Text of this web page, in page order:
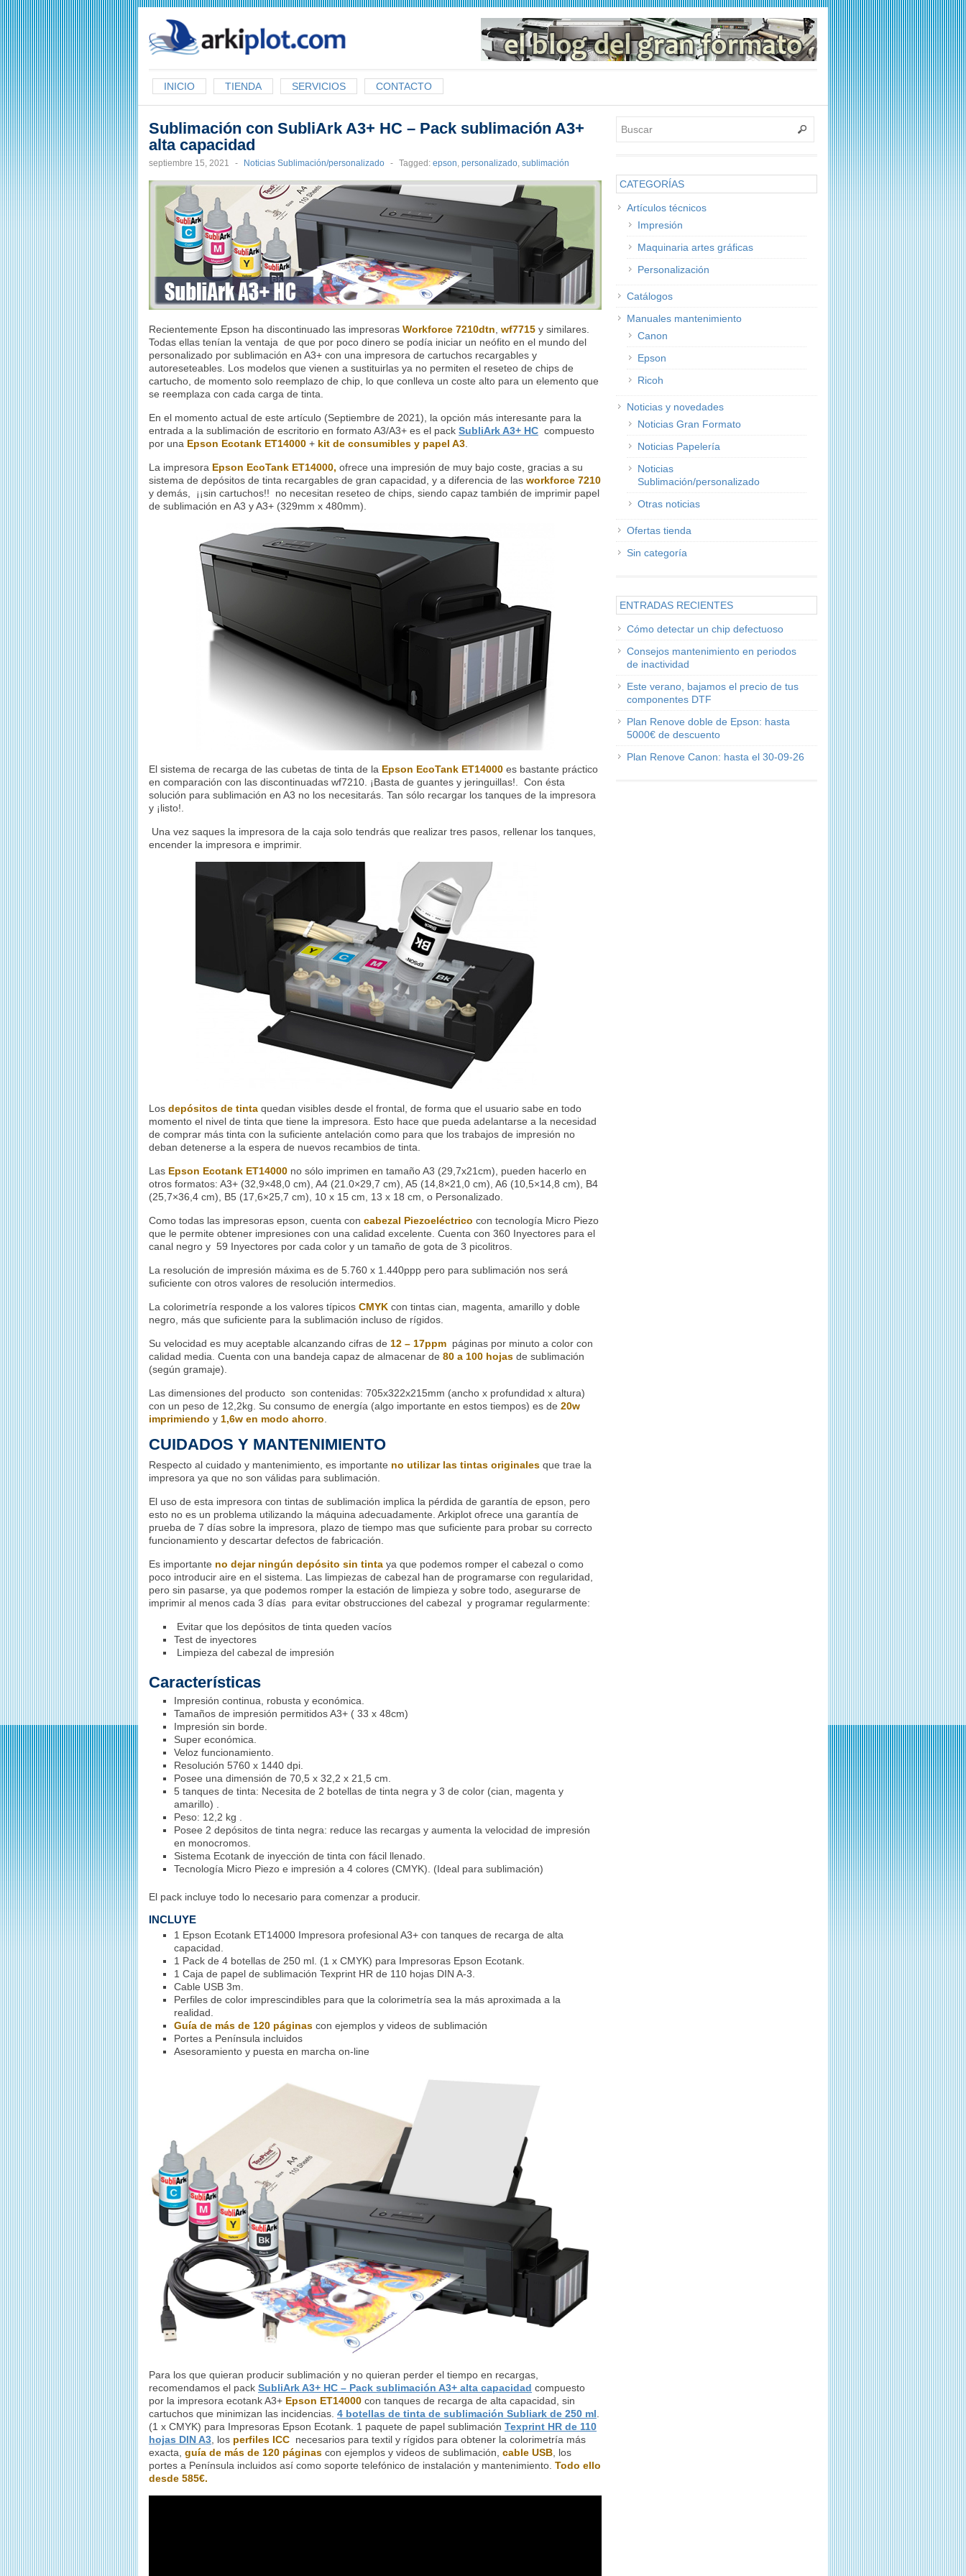
INICIO TIENDA SERVICIOS CONTACTO
Sublimación con SubliArk A3+ HC – Pack sublimación A3+
alta capacidad
septiembre 15, 2021 - Noticias Sublimación/personalizado - Tagged: epson, personalizado, sublimación
Recientemente Epson ha discontinuado las impresoras Workforce 7210dtn wf7715 y similares.
Todas ellas tenían la ventaja de que por poco dinero se podía iniciar un neófito en el mundo del
personalizado por sublimación en A3+ con una impresora de cartuchos recargables y
autoreseteables. Los modelos que vienen a sustituirlas ya no permiten el reseteo de chips de
cartucho, de momento solo reemplazo de chip, lo que conlleva un coste alto para un elemento que
se reemplaza con cada carga de tinta.
En el momento actual de este artículo (Septiembre de 2021), la opción más interesante para la
entrada a la sublimación de escritorio en formato A3/A3+ es el pack SubliArk A3+ HC compuesto
por una Epson Ecotank ET14000 + kit de consumibles y papel A3
La impresora Epson EcoTank ET14000, ofrece una impresión de muy bajo coste, gracias a su
sistema de depósitos de tinta recargables de gran capacidad, y a diferencia de las workforce 7210
y demás, ¡¡sin cartuchos!! no necesitan reseteo de chips, siendo capaz también de imprimir papel
de sublimación en A3 y A3+ (329mm x 480mm).
El sistema de recarga de las cubetas de tinta de la Epson EcoTank ET14000 es bastante práctico
en comparación con las discontinuadas wf7210. ¡Basta de guantes y jeringuillas!. Con ésta
solución para sublimación en A3 no los necesitarás. Tan sólo recargar los tanques de la impresora
y ¡listo!.
Una vez saques la impresora de la caja solo tendrás que realizar tres pasos, rellenar los tanques,
encender la impresora e imprimir.
Los depósitos de tinta quedan visibles desde el frontal, de forma que el usuario sabe en todo
momento el nivel de tinta que tiene la impresora. Esto hace que pueda adelantarse a la necesidad
de comprar más tinta con la suficiente antelación como para que los trabajos de impresión no
deban detenerse a la espera de nuevos recambios de tinta.
Las Epson Ecotank ET14000 no sólo imprimen en tamaño A3 (29,7x21cm), pueden hacerlo en
otros formatos: A3+ (32,9×48,0 cm), A4 (21.0×29,7 cm), A5 (14,8×21,0 cm), A6 (10,5×14,8 cm), B4
(25,7×36,4 cm), B5 (17,6×25,7 cm), 10 x 15 cm, 13 x 18 cm, o Personalizado.
Como todas las impresoras epson, cuenta con cabezal Piezoeléctrico con tecnología Micro Piezo
que le permite obtener impresiones con una calidad excelente. Cuenta con 360 Inyectores para el
canal negro y 59 Inyectores por cada color y un tamaño de gota de 3 picolitros.
La resolución de impresión máxima es de 5.760 x 1.440ppp pero para sublimación nos será
suficiente con otros valores de resolución intermedios.
La colorimetría responde a los valores típicos CMYK con tintas cian, magenta, amarillo y doble
negro, más que suficiente para la sublimación incluso de rígidos.
Su velocidad es muy aceptable alcanzando cifras de 12 – 17ppm páginas por minuto a color con
calidad media. Cuenta con una bandeja capaz de almacenar de 80 a 100 hojas de sublimación
(según gramaje).
Las dimensiones del producto son contenidas: 705x322x215mm (ancho x profundidad x altura)
con un peso de 12,2kg. Su consumo de energía (algo importante en estos tiempos) es de 20w
imprimiendo y 1,6w en modo ahorro
CUIDADOS Y MANTENIMIENTO
Respecto al cuidado y mantenimiento, es importante no utilizar las tintas originales que trae la
impresora ya que no son válidas para sublimación.
El uso de esta impresora con tintas de sublimación implica la pérdida de garantía de epson, pero
esto no es un problema utilizando la máquina adecuadamente. Arkiplot ofrece una garantía de
prueba de 7 días sobre la impresora, plazo de tiempo mas que suficiente para probar su correcto
funcionamiento y descartar defectos de fabricación.
Es importante no dejar ningún depósito sin tinta ya que podemos romper el cabezal o como
poco introducir aire en el sistema. Las limpiezas de cabezal han de programarse con regularidad,
pero sin pasarse, ya que podemos romper la estación de limpieza y sobre todo, asegurarse de
imprimir al menos cada 3 días para evitar obstrucciones del cabezal y programar regularmente:
Evitar que los depósitos de tinta queden vacíos
Test de inyectores
Limpieza del cabezal de impresión
Características
Impresión continua, robusta y económica.
Tamaños de impresión permitidos A3+ ( 33 x 48cm)
Impresión sin borde.
Super económica.
Veloz funcionamiento.
Resolución 5760 x 1440 dpi.
Posee una dimensión de 70,5 x 32,2 x 21,5 cm.
5 tanques de tinta: Necesita de 2 botellas de tinta negra y 3 de color (cian, magenta y
amarillo) .
Peso: 12,2 kg .
Posee 2 depósitos de tinta negra: reduce las recargas y aumenta la velocidad de impresión
en monocromos.
Sistema Ecotank de inyección de tinta con fácil llenado.
Tecnología Micro Piezo e impresión a 4 colores (CMYK). (Ideal para sublimación)
El pack incluye todo lo necesario para comenzar a producir.
INCLUYE
1 Epson Ecotank ET14000 Impresora profesional A3+ con tanques de recarga de alta
capacidad.
1 Pack de 4 botellas de 250 ml. (1 x CMYK) para Impresoras Epson Ecotank.
1 Caja de papel de sublimación Texprint HR de 110 hojas DIN A-3.
Cable USB 3m.
Perfiles de color imprescindibles para que la colorimetría sea la más aproximada a la
realidad.
Guía de más de 120 páginas con ejemplos y videos de sublimación
Portes a Península incluidos
Asesoramiento y puesta en marcha on-line
Para los que quieran producir sublimación y no quieran perder el tiempo en recargas,
recomendamos el pack SubliArk A3+ HC – Pack sublimación A3+ alta capacidad compuesto
por la impresora ecotank A3+ Epson ET14000 con tanques de recarga de alta capacidad, sin
cartuchos que minimizan las incidencias. 4 botellas de tinta de sublimación Subliark de 250 ml
(1 x CMYK) para Impresoras Epson Ecotank. 1 paquete de papel sublimación Texprint HR de 110
hojas DIN A3 , los perfiles ICC necesarios para textil y rígidos para obtener la colorimetría más
exacta, guía de más de 120 páginas con ejemplos y videos de sublimación, cable USB , los
portes a Península incluidos así como soporte telefónico de instalación y mantenimiento. Todo ello
desde 585€.
CATEGORÍAS
Artículos técnicos
Impresión
Maquinaria artes gráficas
Personalización
Catálogos
Manuales mantenimiento
Canon
Epson
Ricoh
Noticias y novedades
Noticias Gran Formato
Noticias Papelería
Noticias
Sublimación/personalizado
Otras noticias
Ofertas tienda
Sin categoría
ENTRADAS RECIENTES
Cómo detectar un chip defectuoso
Consejos mantenimiento en periodos
de inactividad
Este verano, bajamos el precio de tus
componentes DTF
Plan Renove doble de Epson: hasta
5000€ de descuento
Plan Renove Canon: hasta el 30-09-26